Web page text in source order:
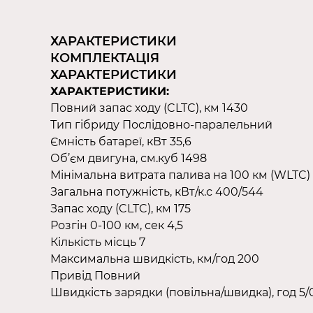
ХАРАКТЕРИСТИКИ
КОМПЛЕКТАЦІЯ
ХАРАКТЕРИСТИКИ
ХАРАКТЕРИСТИКИ:
Повний запас ходу (CLTC), км 1430
Тип гібриду Послідовно-паралельний
Ємність батареї, кВт 35,6
Об’єм двигуна, см.куб 1498
Мінімальна витрата палива на 100 км (WLTC)
Загальна потужність, кВт/к.с 400/544
Запас ходу (CLTC), км 175
Розгін 0-100 км, сек 4,5
Кількість місць 7
Максимальна швидкість, км/год 200
Привід Повний
Швидкість зарядки (повільна/швидка), год 5/